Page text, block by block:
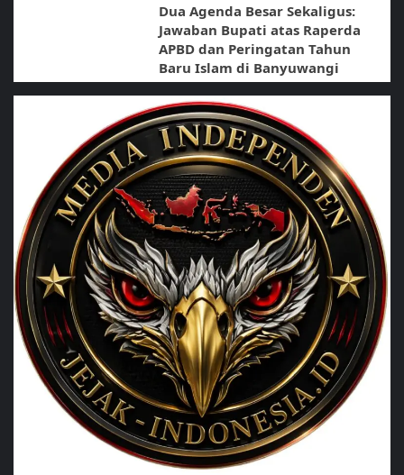
Dua Agenda Besar Sekaligus:
Jawaban Bupati atas Raperda
APBD dan Peringatan Tahun
Baru Islam di Banyuwangi